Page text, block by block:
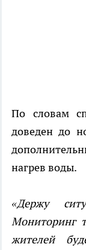
По словам
доведен до
нагрев воды.
«Держу
Мониторинг
жителей